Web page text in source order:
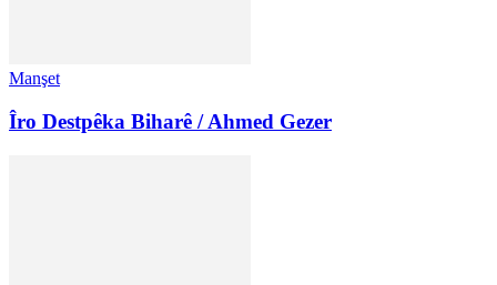
Manşet
Îro Destpêka Biharê / Ahmed Gezer